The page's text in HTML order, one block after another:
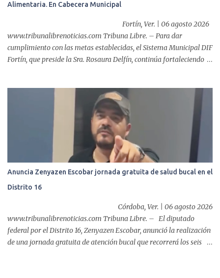
de éxito, pues a través de la colocación de un stent metálico
esofágico, una derechohabiente con un tumor en el ...
Alimentaria. En Cabecera Municipal
Fortín, Ver. | 06 agosto 2026
www.tribunalibrenoticias.com Tribuna Libre. – Para dar
cumplimiento con las metas establecidas, el Sistema Municipal DIF
Fortín, que preside la Sra. Rosaura Delfín, continúa fortaleciendo
Días y Primera Infancia” que inició este miércoles en la cabecera
municipal. Se trata de una estrategia que busca contribuir al
desarrollo y la nutrición de niñas, niños y mujeres en esta
importante etapa de vida. Durante la jornada, en la explanada del
Súper Ahorros, el director del organismo asistencial, Lic. Carlos
Adiel Pereda, realizó un recorrido por las sedes de entre...
Anuncia Zenyazen Escobar jornada gratuita de salud bucal en el
Distrito 16
Córdoba, Ver. | 06 agosto 2026
www.tribunalibrenoticias.com Tribuna Libre. – El diputado
federal por el Distrito 16, Zenyazen Escobar, anunció la realización
de una jornada gratuita de atención bucal que recorrerá los seis